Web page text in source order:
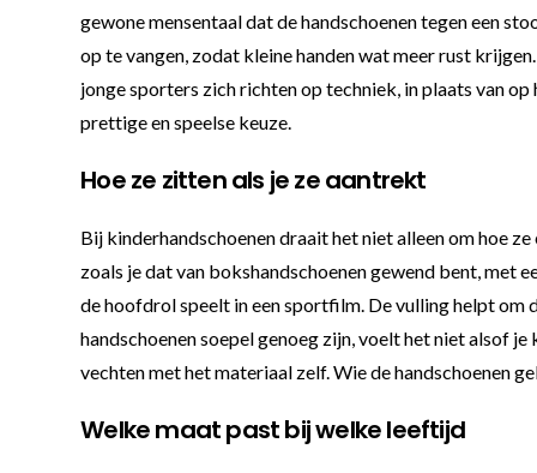
gewone mensentaal dat de handschoenen tegen een
op te vangen, zodat kleine handen wat meer rust
jonge sporters zich richten op techniek, in plaats van
prettige en speelse keuze.
Hoe ze zitten als je ze aantrekt
Bij kinderhandschoenen draait het niet alleen om hoe
zoals je dat van bokshandschoenen gewend bent, met
de hoofdrol speelt in een sportfilm. De vulling helpt om
handschoenen soepel genoeg zijn, voelt het niet alsof
vechten met het materiaal zelf. Wie de handschoenen
Welke maat past bij welke leeftijd